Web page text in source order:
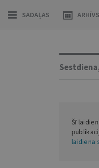
SADAĻAS ARHĪVS
Šī
laidiena